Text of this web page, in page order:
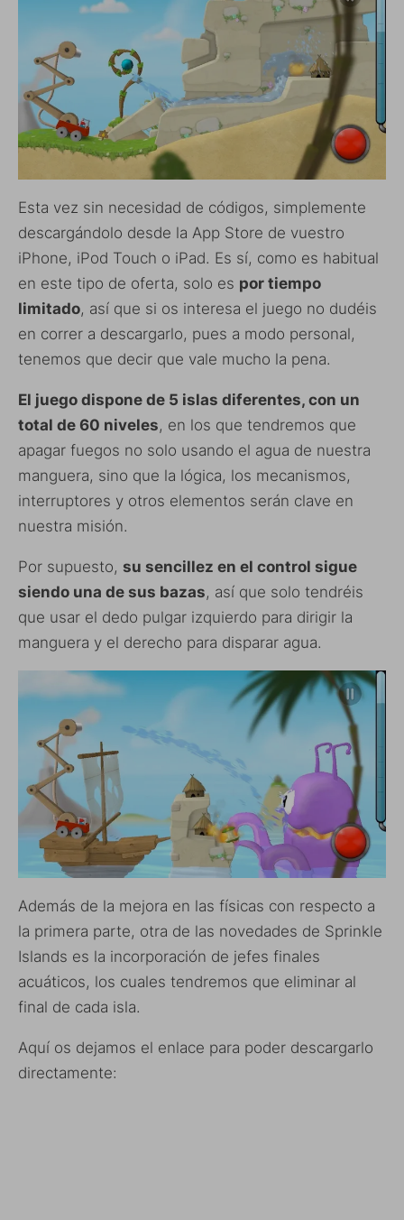
Esta vez sin necesidad de códigos, simplemente
descargándolo desde la App Store de vuestro
iPhone, iPod Touch o iPad. Es sí, como es habitual
en este tipo de oferta, solo es por tiempo
limitado, así que si os interesa el juego no dudéis
en correr a descargarlo, pues a modo personal,
tenemos que decir que vale mucho la pena.
El juego dispone de 5 islas diferentes, con un
total de 60 niveles, en los que tendremos que
apagar fuegos no solo usando el agua de nuestra
manguera, sino que la lógica, los mecanismos,
interruptores y otros elementos serán clave en
nuestra misión.
Por supuesto, su sencillez en el control sigue
siendo una de sus bazas, así que solo tendréis
que usar el dedo pulgar izquierdo para dirigir la
manguera y el derecho para disparar agua.
Además de la mejora en las físicas con respecto a
la primera parte, otra de las novedades de Sprinkle
Islands es la incorporación de jefes finales
acuáticos, los cuales tendremos que eliminar al
final de cada isla.
Aquí os dejamos el enlace para poder descargarlo
directamente: